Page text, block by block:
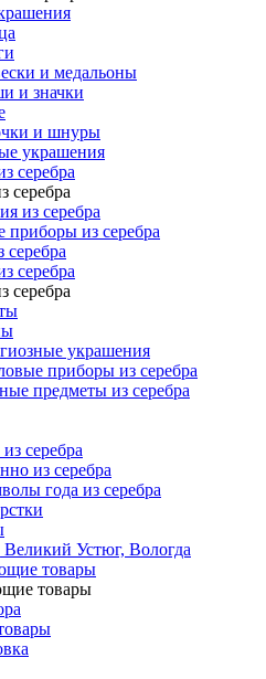
и медальоны
и значки
и шнуры
украшения
серебра
серебра
из серебра
приборы из серебра
серебра
серебра
серебра
украшения
приборы из серебра
предметы из серебра
серебра
из серебра
года из серебра
Устюг, Вологда
товары
товары